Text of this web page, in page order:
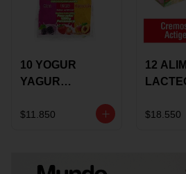
10 YOGUR
YAGUR
150ML SURTIDO
$11.850
12
$18.550